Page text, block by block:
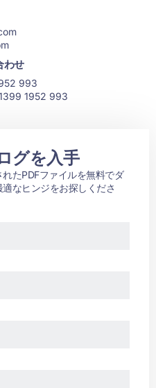
わせ
993
1952 993
グを入手
たPDFファイルを無料でダ
なヒンジをお探しくださ